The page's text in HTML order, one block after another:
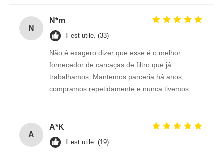
N
N*m
Il est utile. (33)
Não é exagero dizer que esse é o melhor
fornecedor de carcaças de filtro que já
trabalhamos. Mantemos parceria há anos,
compramos repetidamente e nunca tivemos
A
A*K
Il est utile. (19)